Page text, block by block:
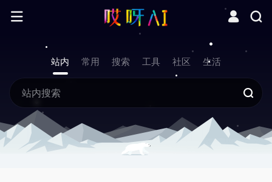
站内 常用 搜索 工具 社区 生活